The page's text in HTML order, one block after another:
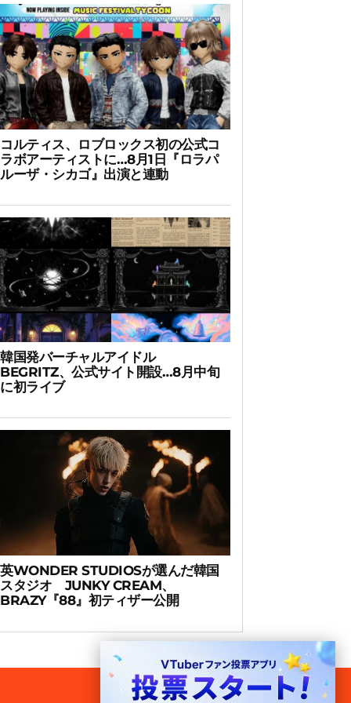
コルティス、ロブロックス初の公式コ
ラボアーティストに…8月1日『ロラパ
ルーザ・シカゴ』出演と連動
韓国発バーチャルアイドル
BEGRITZ、公式サイト開設…8月中旬
に初ライブ
英WONDER STUDIOSが選んだ韓国
スタジオ JUNKY CREAM、
BRAZY『88』初ティザー公開